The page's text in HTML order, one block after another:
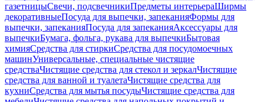
газетницыСвечи, подсвечникиПредметы интерьераШирмы
декоративныеПосуда для выпечки, запеканияФормы для
выпечки, запеканияПосуда для запеканияАксессуары для
выпечкиБумага, фольга, рукава для выпечкиБытовая
химияСредства для стиркиСредства для посудомоечных
машинУниверсальные, специальные чистящие
средстваЧистящие средства для стекол и зеркалЧистящие
средства для ванной и туалетаЧистящие средства для
кухниСредства для мытья посудыЧистящие средства для